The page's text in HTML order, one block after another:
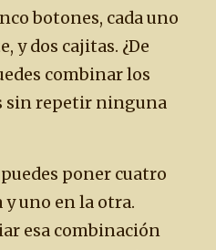
botones, cada uno
y dos cajitas. ¿De
combinar los
sin repetir ninguna
poner cuatro
y uno en la otra.
esa combinación